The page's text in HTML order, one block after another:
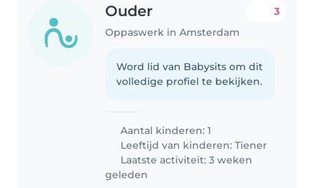
Ouder
Oppaswerk in Amsterdam
3
Word lid van Babysits om dit
volledige profiel te bekijken.
Aantal kinderen: 1
Leeftijd van kinderen:Tiener
Laatste activiteit: 3 weken
geleden